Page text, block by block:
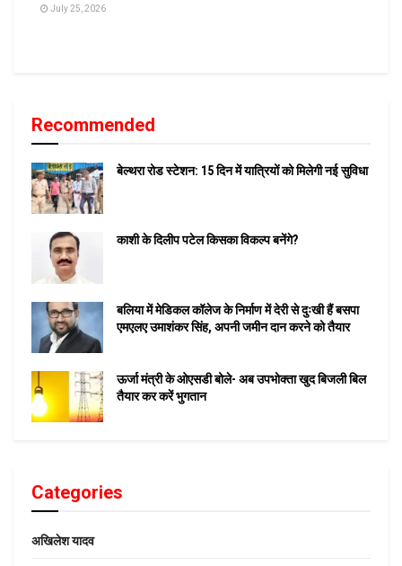
July 25, 2026
Recommended
बेल्थरा रोड स्टेशन: 15 दिन में यात्रियों को मिलेगी नई सुविधा
काशी के दिलीप पटेल किसका विकल्प बनेंगे?
बलिया में मेडिकल कॉलेज के निर्माण में देरी से दुःखी हैं बसपा
एमएलए उमाशंकर सिंह, अपनी जमीन दान करने को तैयार
ऊर्जा मंत्री के ओएसडी बोले- अब उपभोक्ता खुद बिजली बिल
तैयार कर करें भुगतान
Categories
अखिलेश यादव